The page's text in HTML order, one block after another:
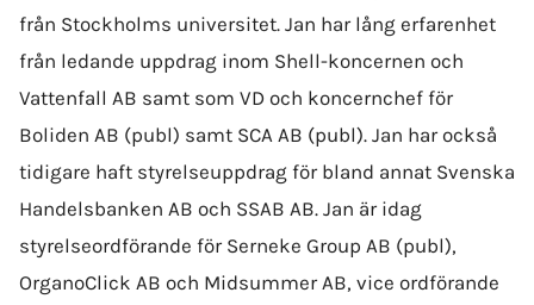
från Stockholms universitet. Jan har lång erfarenhet
från ledande uppdrag inom Shell-koncernen och
Vattenfall AB samt som VD och koncernchef för
Boliden AB (publ) samt SCA AB (publ). Jan har också
tidigare haft styrelseuppdrag för bland annat Svenska
Handelsbanken AB och SSAB AB. Jan är idag
styrelseordförande för Serneke Group AB (publ),
OrganoClick AB och Midsummer AB, vice ordförande